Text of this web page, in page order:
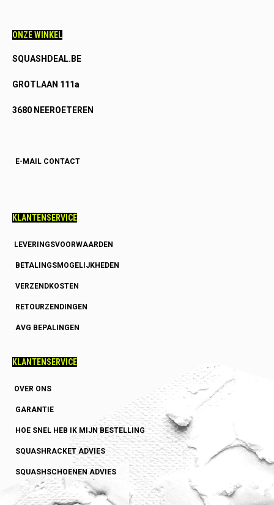
ONZE WINKEL
SQUASHDEAL.BE
GROTLAAN 111a
3680 NEEROETEREN
E-MAIL CONTACT
KLANTENSERVICE
LEVERINGSVOORWAARDEN
BETALINGSMOGELIJKHEDEN
VERZENDKOSTEN
RETOURZENDINGEN
AVG BEPALINGEN
KLANTENSERVICE
OVER ONS
GARANTIE
HOE SNEL HEB IK MIJN BESTELLING
SQUASHRACKET ADVIES
SQUASHSCHOENEN ADVIES